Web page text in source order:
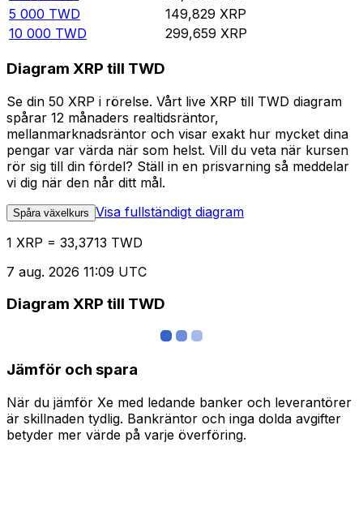
5 000 TWD 149,829 XRP
10 000 TWD 299,659 XRP
Diagram XRP till TWD
Se din 50 XRP i rörelse. Vårt live XRP till TWD diagram
spårar 12 månaders realtidsräntor,
mellanmarknadsräntor och visar exakt hur mycket dina
pengar var värda när som helst. Vill du veta när kursen
rör sig till din fördel? Ställ in en prisvarning så meddelar
vi dig när den når ditt mål.
Spåra växelkurs Visa fullständigt diagram
1 XRP = 33,3713 TWD
7 aug. 2026 11:09 UTC
Diagram XRP till TWD
Jämför och spara
När du jämför Xe med ledande banker och leverantörer
är skillnaden tydlig. Bankräntor och inga dolda avgifter
betyder mer värde på varje överföring.